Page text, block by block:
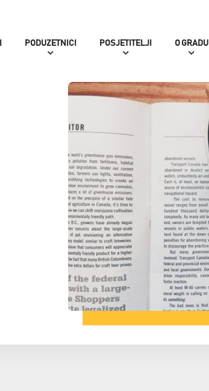
PODUZETNICI POSJETITELJI O GRADU